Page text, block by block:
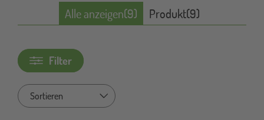
Alle anzeigen(9) Produkt(9)
Filter
Sort by